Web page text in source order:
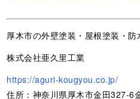
厚木市の外壁塗装・屋根塗装・
株式会社亜久里工業
https://aguri-kougyou.co.jp/
住所：神奈川県厚木市金田327-6